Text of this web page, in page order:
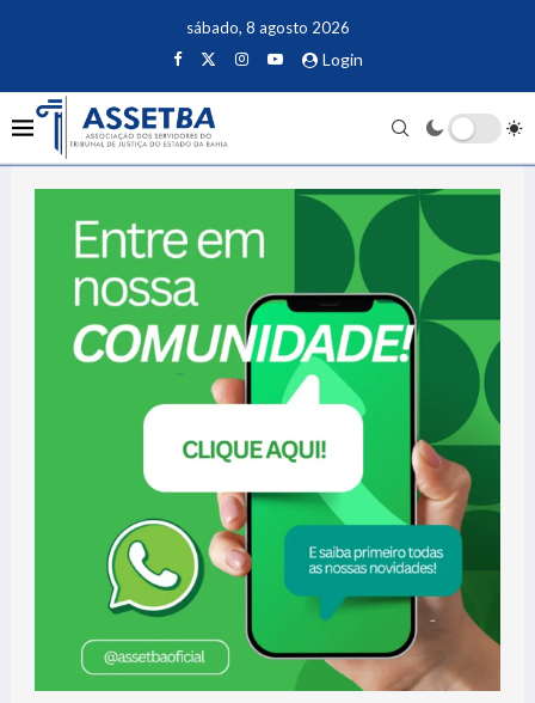
sábado, 8 agosto 2026
Login